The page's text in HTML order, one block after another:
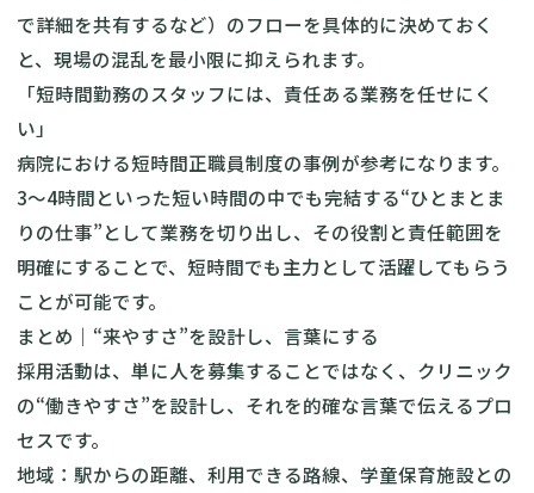
で詳細を共有するなど）のフローを具体的に決めておく
と、現場の混乱を最小限に抑えられます。
「短時間勤務のスタッフには、責任ある業務を任せにく
い」
病院における短時間正職員制度の事例が参考になります。
3〜4時間といった短い時間の中でも完結する“ひとまとま
りの仕事”として業務を切り出し、その役割と責任範囲を
明確にすることで、短時間でも主力として活躍してもらう
ことが可能です。
まとめ｜“来やすさ”を設計し、言葉にする
採用活動は、単に人を募集することではなく、クリニック
の“働きやすさ”を設計し、それを的確な言葉で伝えるプロ
セスです。
地域：駅からの距離、利用できる路線、学童保育施設との